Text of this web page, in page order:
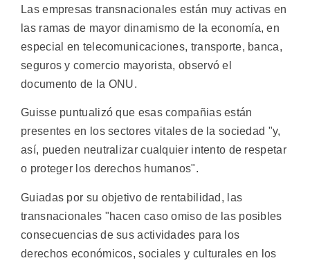
Las empresas transnacionales están muy activas en
las ramas de mayor dinamismo de la economía, en
especial en telecomunicaciones, transporte, banca,
seguros y comercio mayorista, observó el
documento de la ONU.
Guisse puntualizó que esas compañias están
presentes en los sectores vitales de la sociedad "y,
así, pueden neutralizar cualquier intento de respetar
o proteger los derechos humanos".
Guiadas por su objetivo de rentabilidad, las
transnacionales "hacen caso omiso de las posibles
consecuencias de sus actividades para los
derechos económicos, sociales y culturales en los